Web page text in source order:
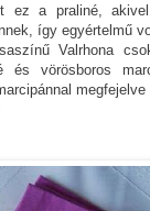
ez a praliné,
így egyértelmű
Valrhona
és vörösboros